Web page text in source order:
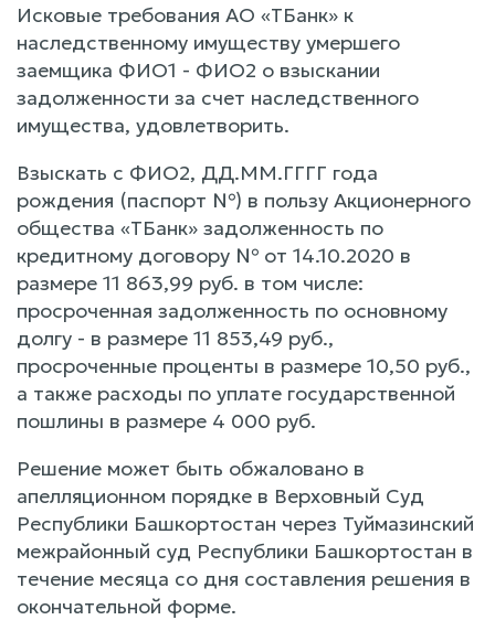
Исковые требования АО «ТБанк» к
наследственному имуществу умершего
заемщика ФИО1 - ФИО2 о взыскании
задолженности за счет наследственного
имущества, удовлетворить.
Взыскать с ФИО2, ДД.ММ.ГГГГ года
рождения (паспорт №) в пользу Акционерного
общества «ТБанк» задолженность по
кредитному договору № от 14.10.2020 в
размере 11 863,99 руб. в том числе:
просроченная задолженность по основному
долгу - в размере 11 853,49 руб.,
просроченные проценты в размере 10,50 руб.,
а также расходы по уплате государственной
пошлины в размере 4 000 руб.
Решение может быть обжаловано в
апелляционном порядке в Верховный Суд
Республики Башкортостан через Туймазинский
межрайонный суд Республики Башкортостан в
течение месяца со дня составления решения в
окончательной форме.